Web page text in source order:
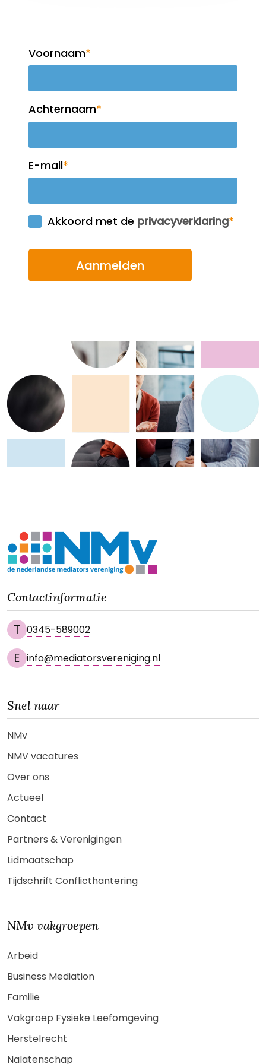
functioneren van de Nederlandse democratie en de
daarbij behorende waarden. Naast het bijbrengen
pedagogische visie, leerlingen helpen bij het
leerlingen hoe zij zich verhouden tot mensen met
andere opvattingen dan zij en hoe op een
respectvolle wijze kan worden omgegaan met
mensen. https://www.slo.nl/thema/meer/basisvaard
igheden/burgerschap/ Waarom zouden we dit op
school moeten aanpakken? Omgaan met conflicten
start met het spelen op het schoolplein. Met het
spelen kom je vanzelf in aanraking met enige vorm
Contactinformatie
T 0345-589002
E info@mediatorsvereniging.nl
Snel naar
NMv
NMV vacatures
Over ons
Actueel
Contact
Partners & Verenigingen
Lidmaatschap
Tijdschrift Conflicthantering
NMv vakgroepen
Arbeid
Business Mediation
Familie
Vakgroep Fysieke Leefomgeving
Herstelrecht
Nalatenschap